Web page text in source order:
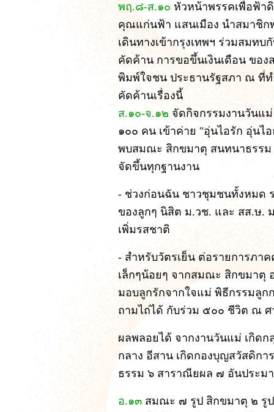
พฤ.๘-ส.๑๐ หัวหน้าพรรคเพื่อฟ้า
คุณแก่นฟ้า แสนเมือง นำสมาชิ
เดินทางเข้ากรุงเทพฯ ร่วมสมท
คัดค้าน การขอขึ้นเงินเดือน ขอ
พิมพ์ใจชน ประธานรัฐสภา ณ ที่ท
คัดค้านเรื่องนี้
ส.๑๐-จ.๑๒ จัดกิจกรรมงานวันแ
๑๐๐ คน เข้าค่าย "อุ่นไอรัก อุ่นไ
พบสมณะ สิกขมาตุ สนทนาธรรม
จัดขึ้นทุกฐานงาน
- ช่วงก่อนฉัน ชาวชุมชนทั้งหมด
ของลูกๆ นิสิต ม.วช. และ สส.ษ.
เพิ่มรสชาติ
- สำหรับวัตรเย็น ต่อรายการภา
เล็กๆน้อยๆ จากสมณะ สิกขมาตุ
มอบลูกรักจากใจแม่ พิธีกรรมลูก
ถามไถ่ได้ กับร่วม ๕๐๐ ชีวิต ณ ศ
ผลพลอยได้ จากงานวันแม่ เกิด
กลาง อีสาน เกิดกองบุญสวัสดิก
ธรรม ๖ สาราณียผล ๗ อันประม
อ.๑๓ สมณะ ๗ รูป สิกขมาตุ ๒ รู